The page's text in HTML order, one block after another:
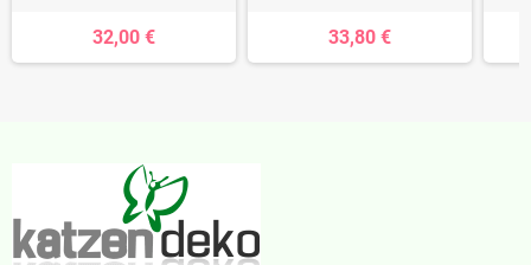
32,00 € 33,80 €